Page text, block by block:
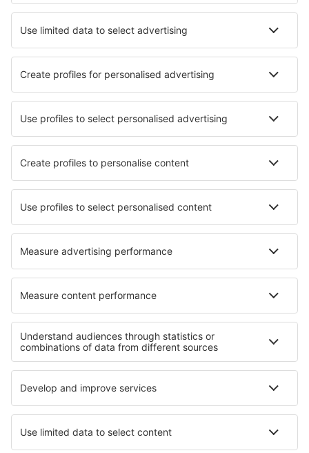
Hoteluri în Seignosse
Cele mai bune hoteluri - orașe
Hoteluri în Kempten Hoteluri Willow Street
Hoteluri în Kõõru Hoteluri în Vasterhaninge
Hoteluri în Vallo Della Lucania Hoteluri în Giewartów
Hoteluri în Grendon Underwood Hoteluri în La Coma i la Pedra
Cele mai bune hoteluri - regiuni
Hoteluri in Alpii Francezi Hoteluri în Val Thorens
Hoteluri în Franța Hoteluri on North Sea Coast
Hoteluri in Faaker See
Hoteluri in Table Mountain National Park
Hoteluri in Guvernoratul Qalyubia